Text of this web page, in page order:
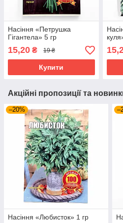
Насіння «Петрушка
Гігантела» 5 гр
15,20 ₴ 19 ₴
Купити
Акційні пропозиції та
–20%
Насіння «Любисток» 1 гр